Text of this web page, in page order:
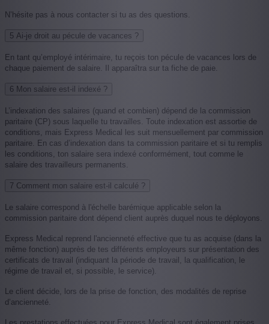
N’hésite pas à nous contacter si tu as des questions.
5 Ai-je droit au pécule de vacances ?
En tant qu’employé intérimaire, tu reçois ton pécule de vacances lors de
chaque paiement de salaire. Il apparaîtra sur ta fiche de paie.
6 Mon salaire est-il indexé ?
L’indexation des salaires (quand et combien) dépend de la commission
paritaire (CP) sous laquelle tu travailles. Toute indexation est assortie de
conditions, mais Express Medical les suit mensuellement par commission
paritaire. En cas d’indexation dans ta commission paritaire et si tu remplis
les conditions, ton salaire sera indexé conformément, tout comme le
salaire des travailleurs permanents.
7 Comment mon salaire est-il calculé ?
Le salaire correspond à l'échelle barémique applicable selon la
commission paritaire dont dépend client auprès duquel nous te déployons.
Express Medical reprend l'ancienneté effective que tu as acquise (dans la
même fonction) auprès de tes différents employeurs sur présentation des
certificats de travail (indiquant la période de travail, la qualification, le
régime de travail et, si possible, le service).
Le client décide, lors de la prise de fonction, des modalités de reprise
d’ancienneté.